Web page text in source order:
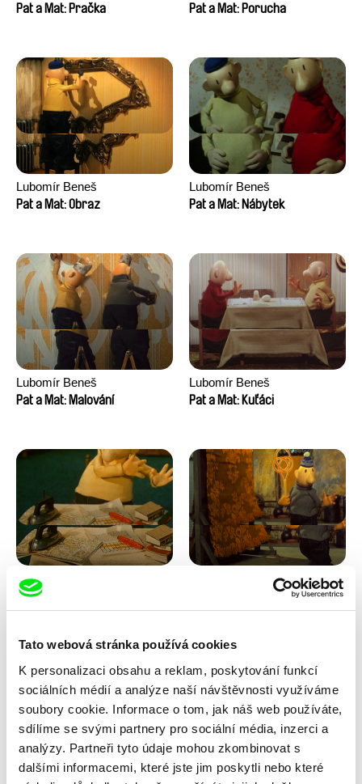
Tato webová stránka používá cookies
K personalizaci obsahu a reklam, poskytování funkcí
sociálních médií a analýze naší návštěvnosti využíváme
soubory cookie. Informace o tom, jak náš web používáte,
sdílíme se svými partnery pro sociální média, inzerci a
analýzy. Partneři tyto údaje mohou zkombinovat s
dalšími informacemi, které jste jim poskytli nebo které
Pat a Mat: Pračka
Pat a Mat: Porucha
Lubomír Beneš
Pat a Mat: Obraz
Lubomír Beneš
Pat a Mat: Nábytek
Lubomír Beneš
Pat a Mat: Malování
Lubomír Beneš
Pat a Mat: Kuťáci
Lubomír Beneš
Pat a Mat: Křížovka
Pat a Mat: Koberec
Lubomír Beneš Lubomír Beneš